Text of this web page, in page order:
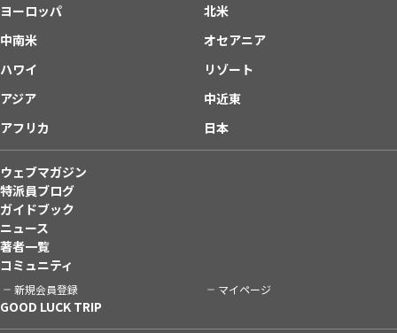
ヨーロッパ
北米
中南米
オセアニア
ハワイ
リゾート
アジア
中近東
アフリカ
日本
ウェブマガジン
特派員ブログ
ガイドブック
ニュース
著者一覧
コミュニティ
新規会員登録 マイページ
GOOD LUCK TRIP